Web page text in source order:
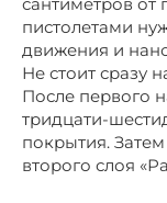
пистолетами
движения и
Не стоит сразу
После первого
тридцати-
покрытия.
второго слоя